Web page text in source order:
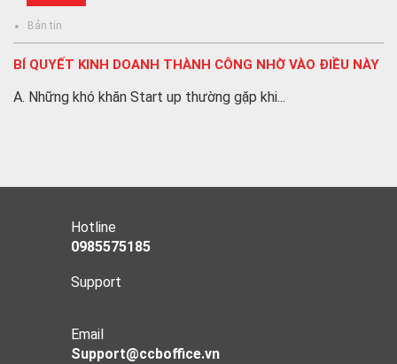
Bản tin
BÍ QUYẾT KINH DOANH THÀNH CÔNG NHỜ VÀO ĐIỀU NÀY
A. Những khó khăn Start up thường gặp khi...
Hotline
0985575185
Support
Email
Support@ccboffice.vn